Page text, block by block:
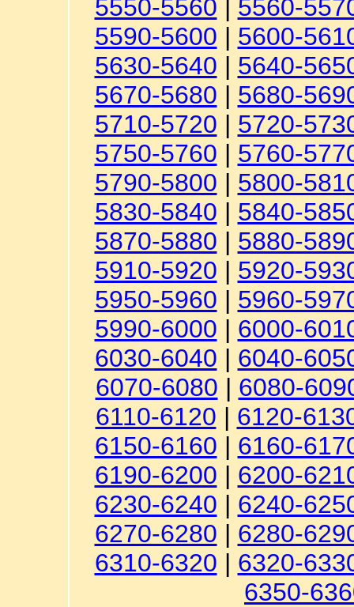
5550-5560 | 5560-
5590-5600 | 5600-
5630-5640 | 5640-
5670-5680 | 5680-
5710-5720 | 5720-
5750-5760 | 5760-
5790-5800 | 5800-
5830-5840 | 5840-
5870-5880 | 5880-
5910-5920 | 5920-
5950-5960 | 5960-
5990-6000 | 6000-
6030-6040 | 6040-
6070-6080 | 6080-
6110-6120 | 6120-
6150-6160 | 6160-
6190-6200 | 6200-
6230-6240 | 6240-
6270-6280 | 6280-
6310-6320 | 6320-
6350-